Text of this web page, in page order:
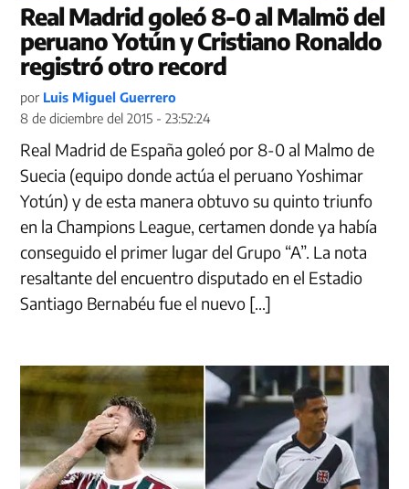
Real Madrid goleó 8-0 al Malmö del
peruano Yotún y Cristiano Ronaldo
registró otro record
por Luis Miguel Guerrero
8 de diciembre del 2015 - 23:52:24
Real Madrid de España goleó por 8-0 al Malmo de
Suecia (equipo donde actúa el peruano Yoshimar
Yotún) y de esta manera obtuvo su quinto triunfo
en la Champions League, certamen donde ya había
conseguido el primer lugar del Grupo “A”. La nota
resaltante del encuentro disputado en el Estadio
Santiago Bernabéu fue el nuevo […]